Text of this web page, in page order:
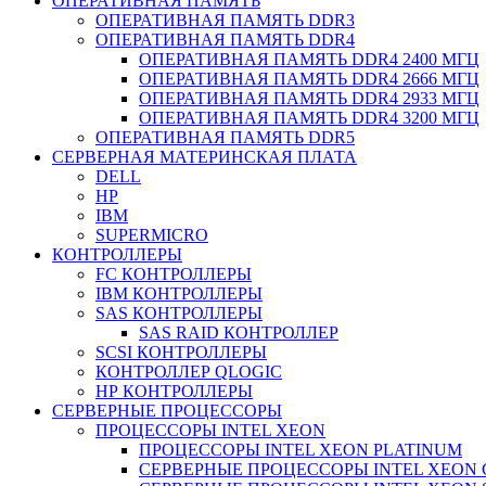
ОПЕРАТИВНАЯ ПАМЯТЬ DDR3
ОПЕРАТИВНАЯ ПАМЯТЬ DDR4
ОПЕРАТИВНАЯ ПАМЯТЬ DDR4 2400 МГЦ
ОПЕРАТИВНАЯ ПАМЯТЬ DDR4 2666 МГЦ
ОПЕРАТИВНАЯ ПАМЯТЬ DDR4 2933 МГЦ
ОПЕРАТИВНАЯ ПАМЯТЬ DDR4 3200 МГЦ
ОПЕРАТИВНАЯ ПАМЯТЬ DDR5
СЕРВЕРНАЯ МАТЕРИНСКАЯ ПЛАТА
DELL
HP
IBM
SUPERMICRO
КОНТРОЛЛЕРЫ
FC КОНТРОЛЛЕРЫ
IBM КОНТРОЛЛЕРЫ
SAS КОНТРОЛЛЕРЫ
SAS RAID КОНТРОЛЛЕР
SCSI КОНТРОЛЛЕРЫ
КОНТРОЛЛЕР QLOGIC
НР КОНТРОЛЛЕРЫ
СЕРВЕРНЫЕ ПРОЦЕССОРЫ
ПРОЦЕССОРЫ INTEL XEON
ПРОЦЕССОРЫ INTEL XEON PLATINUM
СЕРВЕРНЫЕ ПРОЦЕССОРЫ INTEL XEON